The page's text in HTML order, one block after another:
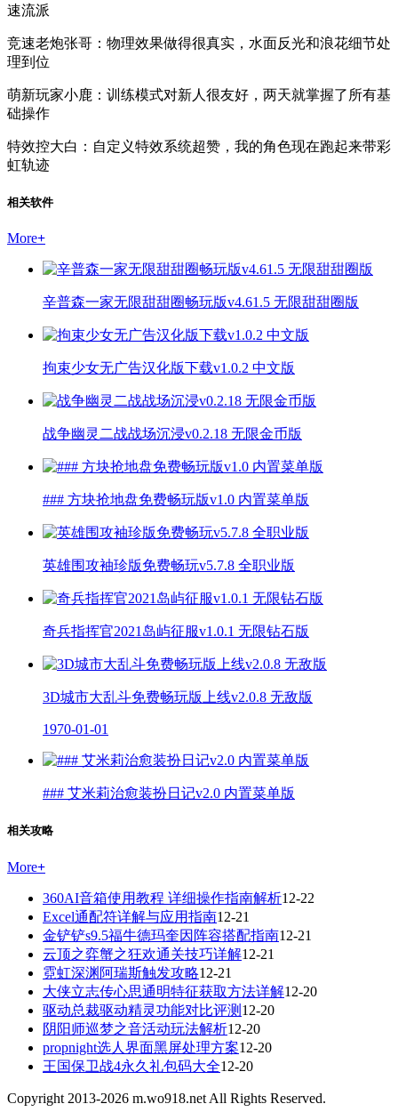
速流派
竞速老炮张哥：物理效果做得很真实，水面反光和浪花细节处
理到位
萌新玩家小鹿：训练模式对新人很友好，两天就掌握了所有基
础操作
特效控大白：自定义特效系统超赞，我的角色现在跑起来带彩
虹轨迹
相关软件
More+
辛普森一家无限甜甜圈畅玩版v4.61.5 无限甜甜圈版
拘束少女无广告汉化版下载v1.0.2 中文版
战争幽灵二战战场沉浸v0.2.18 无限金币版
### 方块抢地盘免费畅玩版v1.0 内置菜单版
英雄围攻袖珍版免费畅玩v5.7.8 全职业版
奇兵指挥官2021岛屿征服v1.0.1 无限钻石版
3D城市大乱斗免费畅玩版上线v2.0.8 无敌版
1970-01-01
### 艾米莉治愈装扮日记v2.0 内置菜单版
相关攻略
More+
360AI音箱使用教程 详细操作指南解析12-22
Excel通配符详解与应用指南12-21
金铲铲s9.5福牛德玛奎因阵容搭配指南12-21
云顶之弈蟹之狂欢通关技巧详解12-21
霓虹深渊阿瑞斯触发攻略12-21
大侠立志传心思通明特征获取方法详解12-20
驱动总裁驱动精灵功能对比评测 12-20
阴阳师巡梦之音活动玩法解析12-20
propnight选人界面黑屏处理方案12-20
王国保卫战4永久礼包码大全12-20
Copyright 2013-2026 m.wo918.net All Rights Reserved.